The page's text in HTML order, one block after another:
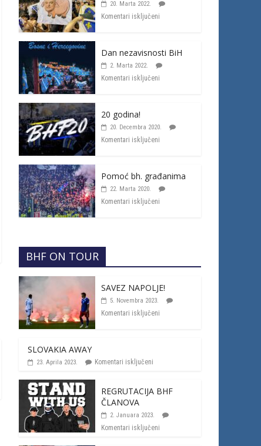
20. Marta 2022.
Komentari isključeni
Dan nezavisnosti BiH
2. Marta 2022.
Komentari isključeni
20 godina!
20. Decembra 2020.
Komentari isključeni
Pomoć bh. građanima
22. Marta 2020.
Komentari isključeni
BHF ON TOUR
SAVEZ NAPOLJE!
5. Novembra 2023.
Komentari isključeni
SLOVAKIA AWAY
23. Aprila 2023. Komentari isključeni
REGRUTACIJA BHF
ČLANOVA
2. Januara 2023.
Komentari isključeni